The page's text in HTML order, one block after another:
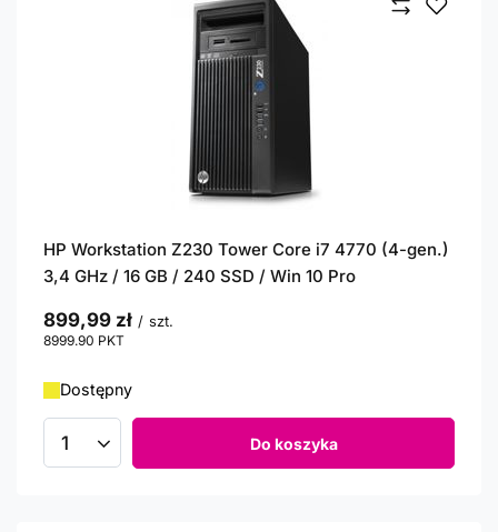
HP Workstation Z230 Tower Core i7 4770 (4-gen.)
3,4 GHz / 16 GB / 240 SSD / Win 10 Pro
899,99 zł / szt.
8999.90 PKT
Dostępny
Ilość produktów Do koszyka